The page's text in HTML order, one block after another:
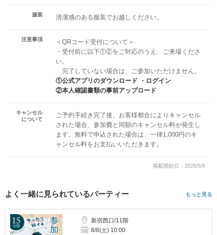
服装 清潔感のある服装でお越しください。
注意事項
＜QRコード受付について＞
・受付前に以下①②をご対応のうえ、ご来場くださ
い。
完了していない場合は、ご参加いただけません。
①公式アプリのダウンロード ・ログイン
②本人確認書類の事前アップロード
キャンセル
について
ご予約手続き完了後、お客様都合によりキャンセル
された場合、参加費と同額のキャンセル料が発生し
ます。無料で申込された場合は、一律1,000円のキ
ャンセル料をお支払いいただきます。
掲載開始日：2025/5/9
よく一緒に見られているパーティー もっと見る
新宿西口/11階
8/8(土) 10:00